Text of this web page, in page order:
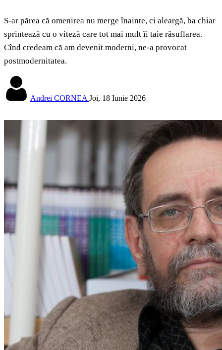
S-ar părea că omenirea nu merge înainte, ci aleargă, ba chiar
sprintează cu o viteză care tot mai mult îi taie răsuflarea.
Cînd credeam că am devenit moderni, ne-a provocat
postmodernitatea.
Andrei CORNEA Joi, 18 Iunie 2026